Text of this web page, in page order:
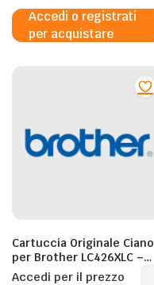
Accedi o registrati
per acquistare
Cartuccia Originale Ciano
per Brother LC426XLC –
5000 Pagine al 5%
Accedi per il prezzo